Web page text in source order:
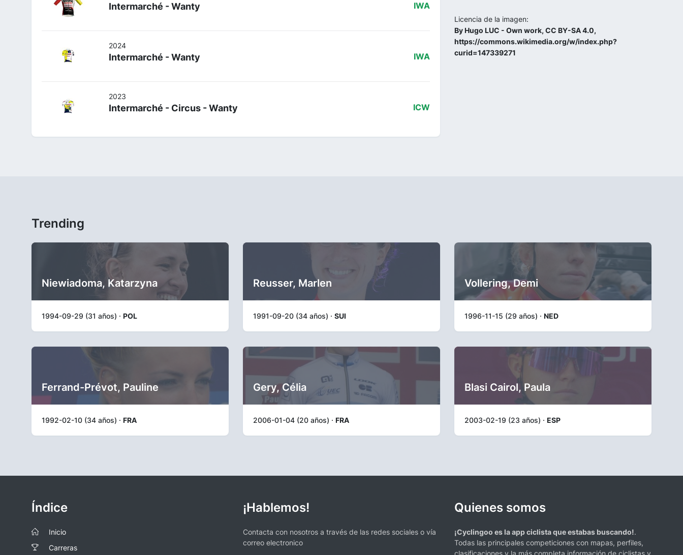
Intermarché - Wanty IWA
2024
Intermarché - Wanty IWA
2023
Intermarché - Circus - Wanty ICW
Licencia de la imagen:
By Hugo LUC - Own work, CC BY-SA 4.0,
https://commons.wikimedia.org/w/index.php?
curid=147339271
Trending
Niewiadoma, Katarzyna
1994-09-29 (31 años) · POL
Reusser, Marlen
1991-09-20 (34 años) · SUI
Vollering, Demi
1996-11-15 (29 años) · NED
Ferrand-Prévot, Pauline
1992-02-10 (34 años) · FRA
Gery, Célia
2006-01-04 (20 años) · FRA
Blasi Cairol, Paula
2003-02-19 (23 años) · ESP
Índice
Inicio
Carreras
¡Hablemos!
Contacta con nosotros a través de las redes sociales o vía
correo electronico
Quienes somos
¡Cyclingoo es la app ciclista que estabas buscando!.
Todas las principales competiciones con mapas, perfiles,
clasificaciones y la más completa información de ciclistas y